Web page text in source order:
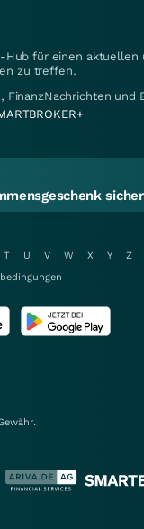
Hub für einen aktuellen
zu treffen.
FinanzNachrichten und
T U V W X Y
Z